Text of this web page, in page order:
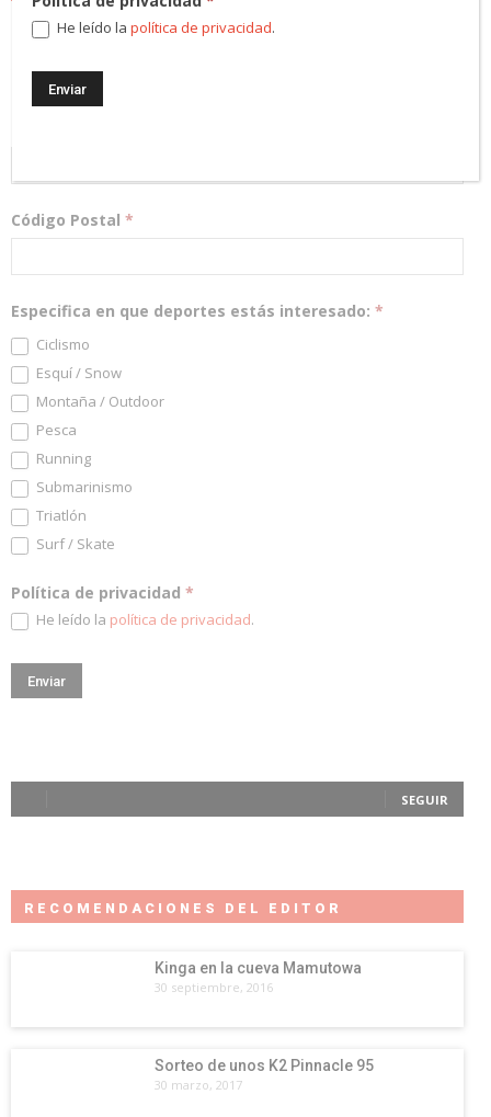
¡Regístrate! Te mantendremos informado de las novedades y
podrás participar en nuestros sorteos.
Código Postal *
Especifica en que deportes estás interesado: *
Ciclismo
Esquí / Snow
Montaña / Outdoor
Pesca
Running
Submarinismo
Triatlón
Surf / Skate
Política de privacidad *
He leído la política de privacidad.
SEGUIR
RECOMENDACIONES DEL EDITOR
Kinga en la cueva Mamutowa
30 septiembre, 2016
Sorteo de unos K2 Pinnacle 95
30 marzo, 2017
He leído lapolítica de privacidad.